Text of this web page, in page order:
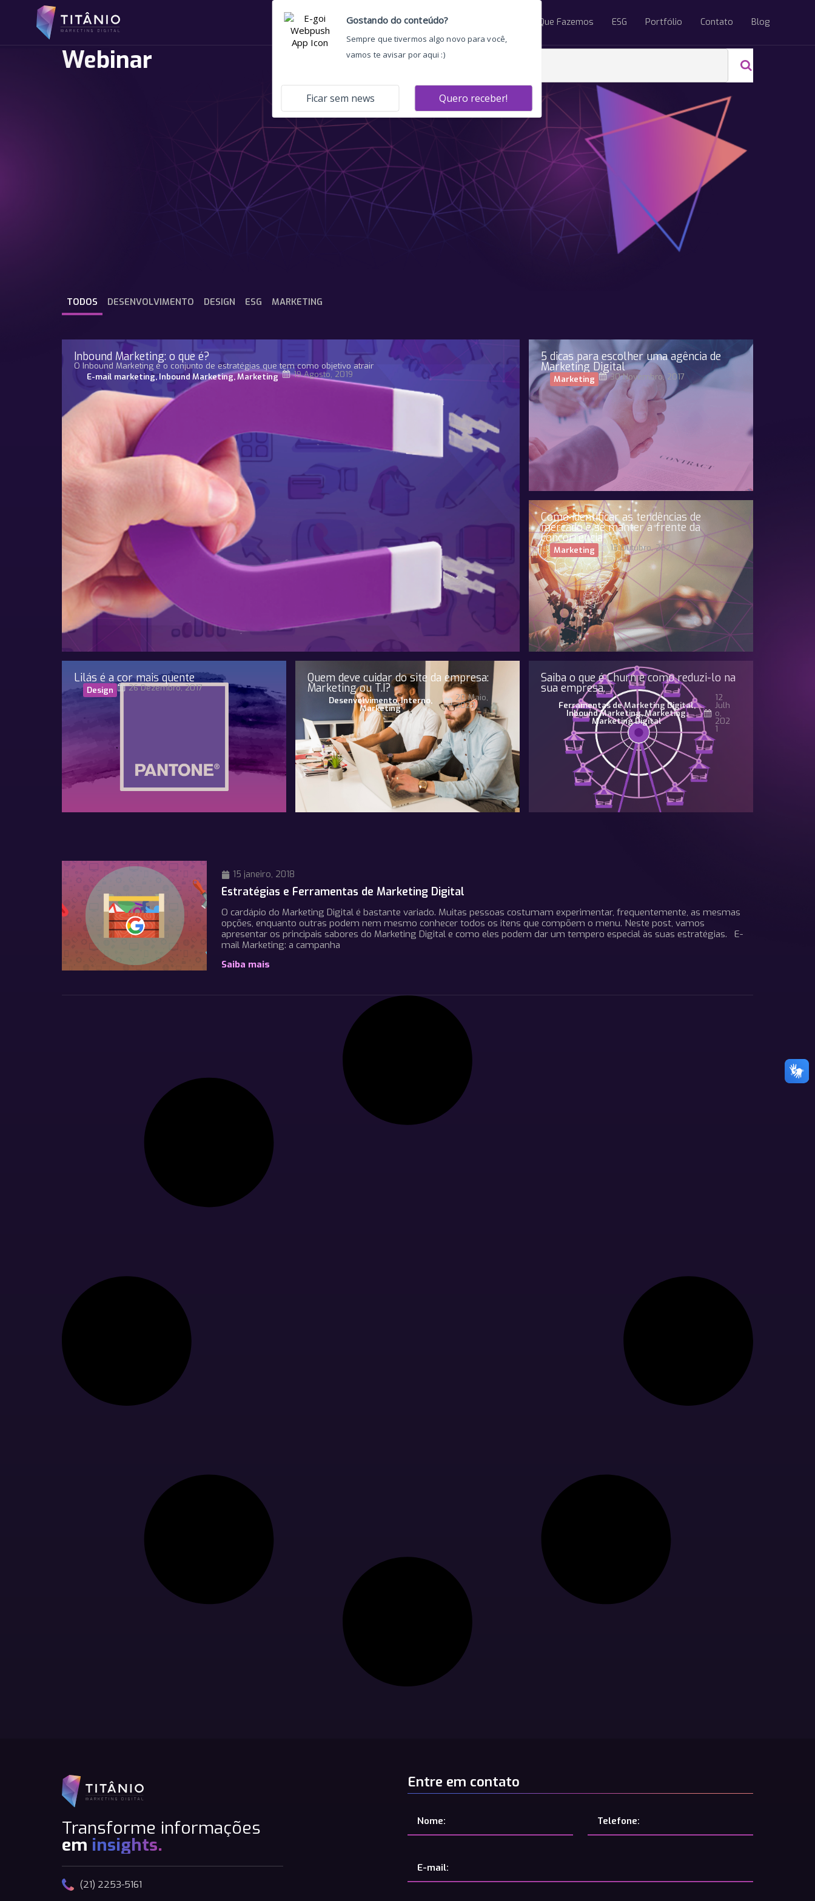
Home O Que Fazemos ESG Portfólio Contato Blog
Webinar
DESENVOLVIMENTO DESIGN ESG MARKETING
TODOS
Inbound Marketing: o que é?
O Inbound Marketing é o conjunto de estratégias que tem como objetivo atrair
E-mail marketing,Inbound Marketing,Marketing 19 Agosto, 2019
5 dicas para escolher uma agência de
Marketing Digital
Marketing 30 Novembro, 2017
Como identificar as tendências de
mercado e se manter à frente da
concorrência
Marketing 13 Outubro, 2021
Lilás é a cor mais quente
Design 26 Dezembro, 2017
Quem deve cuidar do site da empresa:
Marketing ou T.I?
Desenvolvimento,Interno,
Marketing
20 Maio,
2023
Saiba o que é Churn e como reduzi-lo na
sua empresa.
Ferramentas de Marketing Digital,
Inbound Marketing,Marketing,
Marketing Digital
12
Julh
O,
202
1
15 janeiro, 2018
Estratégias e Ferramentas de Marketing Digital
O cardápio do Marketing Digital é bastante variado. Muitas pessoas costumam experimentar, frequentemente, as mesmas
opções, enquanto outras podem nem mesmo conhecer todos os itens que compõem o menu. Neste post, vamos
apresentar os principais sabores do Marketing Digital e como eles podem dar um tempero especial às suas estratégias. E-
mail Marketing: a campanha
Saiba mais
Transforme informações
em insights.
(21) 2253-5161
Entre em contato